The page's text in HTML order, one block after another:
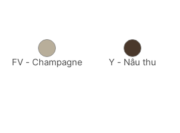
FV - Champagne Y - Nâu thu